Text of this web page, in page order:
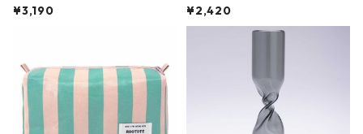
ファスナーポーチ 撥水加工 トラベ
ーガンディー、オフホワイト
¥3,190
大きめ 撥水加工 収納ポーチ CRO
CODILE/Black クロコダイル/ブラ
¥2,420